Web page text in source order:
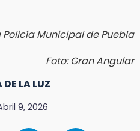
Municipal de Puebla
Foto: Gran Angular
LA LUZ
9, 2026